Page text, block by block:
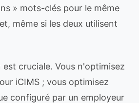
» mots-clés pour le même
même si les deux utilisent
cruciale. Vous n'optimisez
iCIMS ; vous optimisez
configuré par un employeur